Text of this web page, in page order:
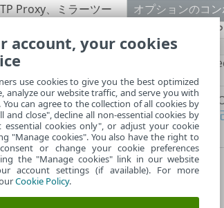
オプションのコ
ESET
ミラーツール
ESET Rogue
Linux版のESET
はナレッジベース
account, your cookies
use cookies to give you the best optimized
analyze our website traffic, and serve you with
You can agree to the collection of all cookies by
and close", decline all non-essential cookies by
essential cookies only", or adjust your cookie
"Manage cookies". You also have the right to
or change your cookie preferences
the "Manage cookies" link in our website
account settings (if available). For more
Cookie Policy.